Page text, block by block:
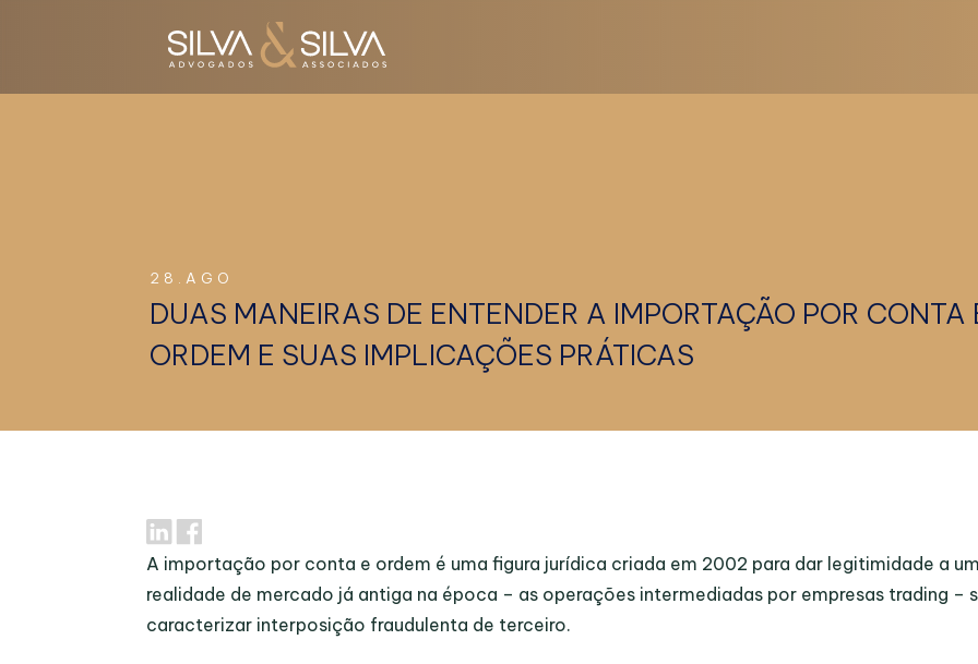
28.AGO
DUAS MANEIRAS DE ENTENDER A IMPORTAÇÃO POR CONTA
ORDEM E SUAS IMPLICAÇÕES PRÁTICAS
A importação por conta e ordem é uma figura jurídica criada em 2002 para dar legitimidade a
realidade de mercado já antiga na época – as operações intermediadas por empresas trading –
caracterizar interposição fraudulenta de terceiro.